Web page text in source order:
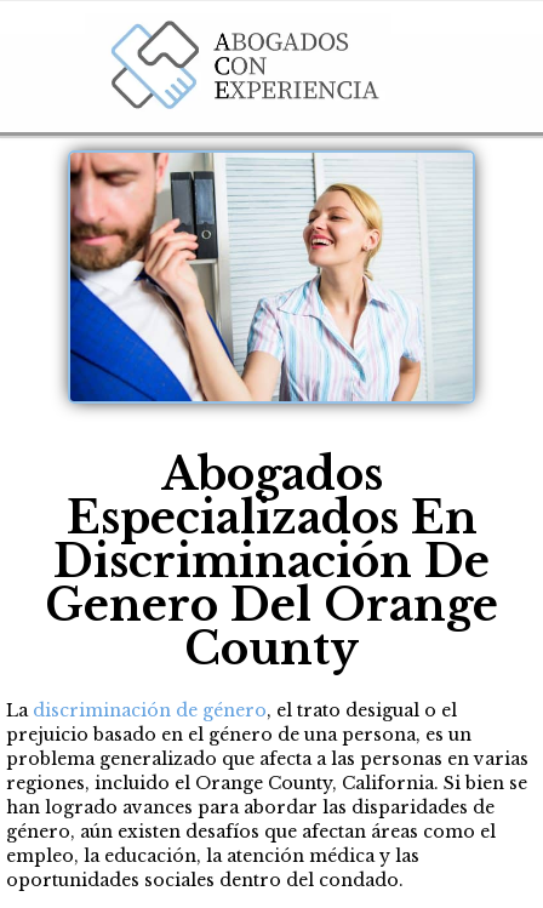
Abogados
Especializados En
Discriminación De
Genero Del Orange
County
La discriminación de género, el trato desigual o el
prejuicio basado en el género de una persona, es un
problema generalizado que afecta a las personas en varias
regiones, incluido el Orange County, California. Si bien se
han logrado avances para abordar las disparidades de
género, aún existen desafíos que afectan áreas como el
empleo, la educación, la atención médica y las
oportunidades sociales dentro del condado.